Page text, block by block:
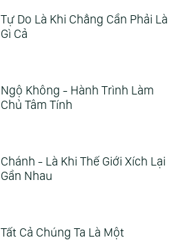
Tự Do Là Khi Chẳng Cần Phải Là
Gì Cả
Ngộ Không - Hành Trình Làm
Chủ Tâm Tính
Chánh - Là Khi Thế Giới Xích Lại
Gần Nhau
Tất Cả Chúng Ta Là Một